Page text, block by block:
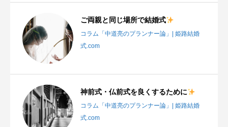
ご両親と同じ場所で結婚式
コラム「中道亮のプランナー論」| 姫路結婚
式.com
神前式・仏前式を良くするために
コラム「中道亮のプランナー論」| 姫路結婚
式.com